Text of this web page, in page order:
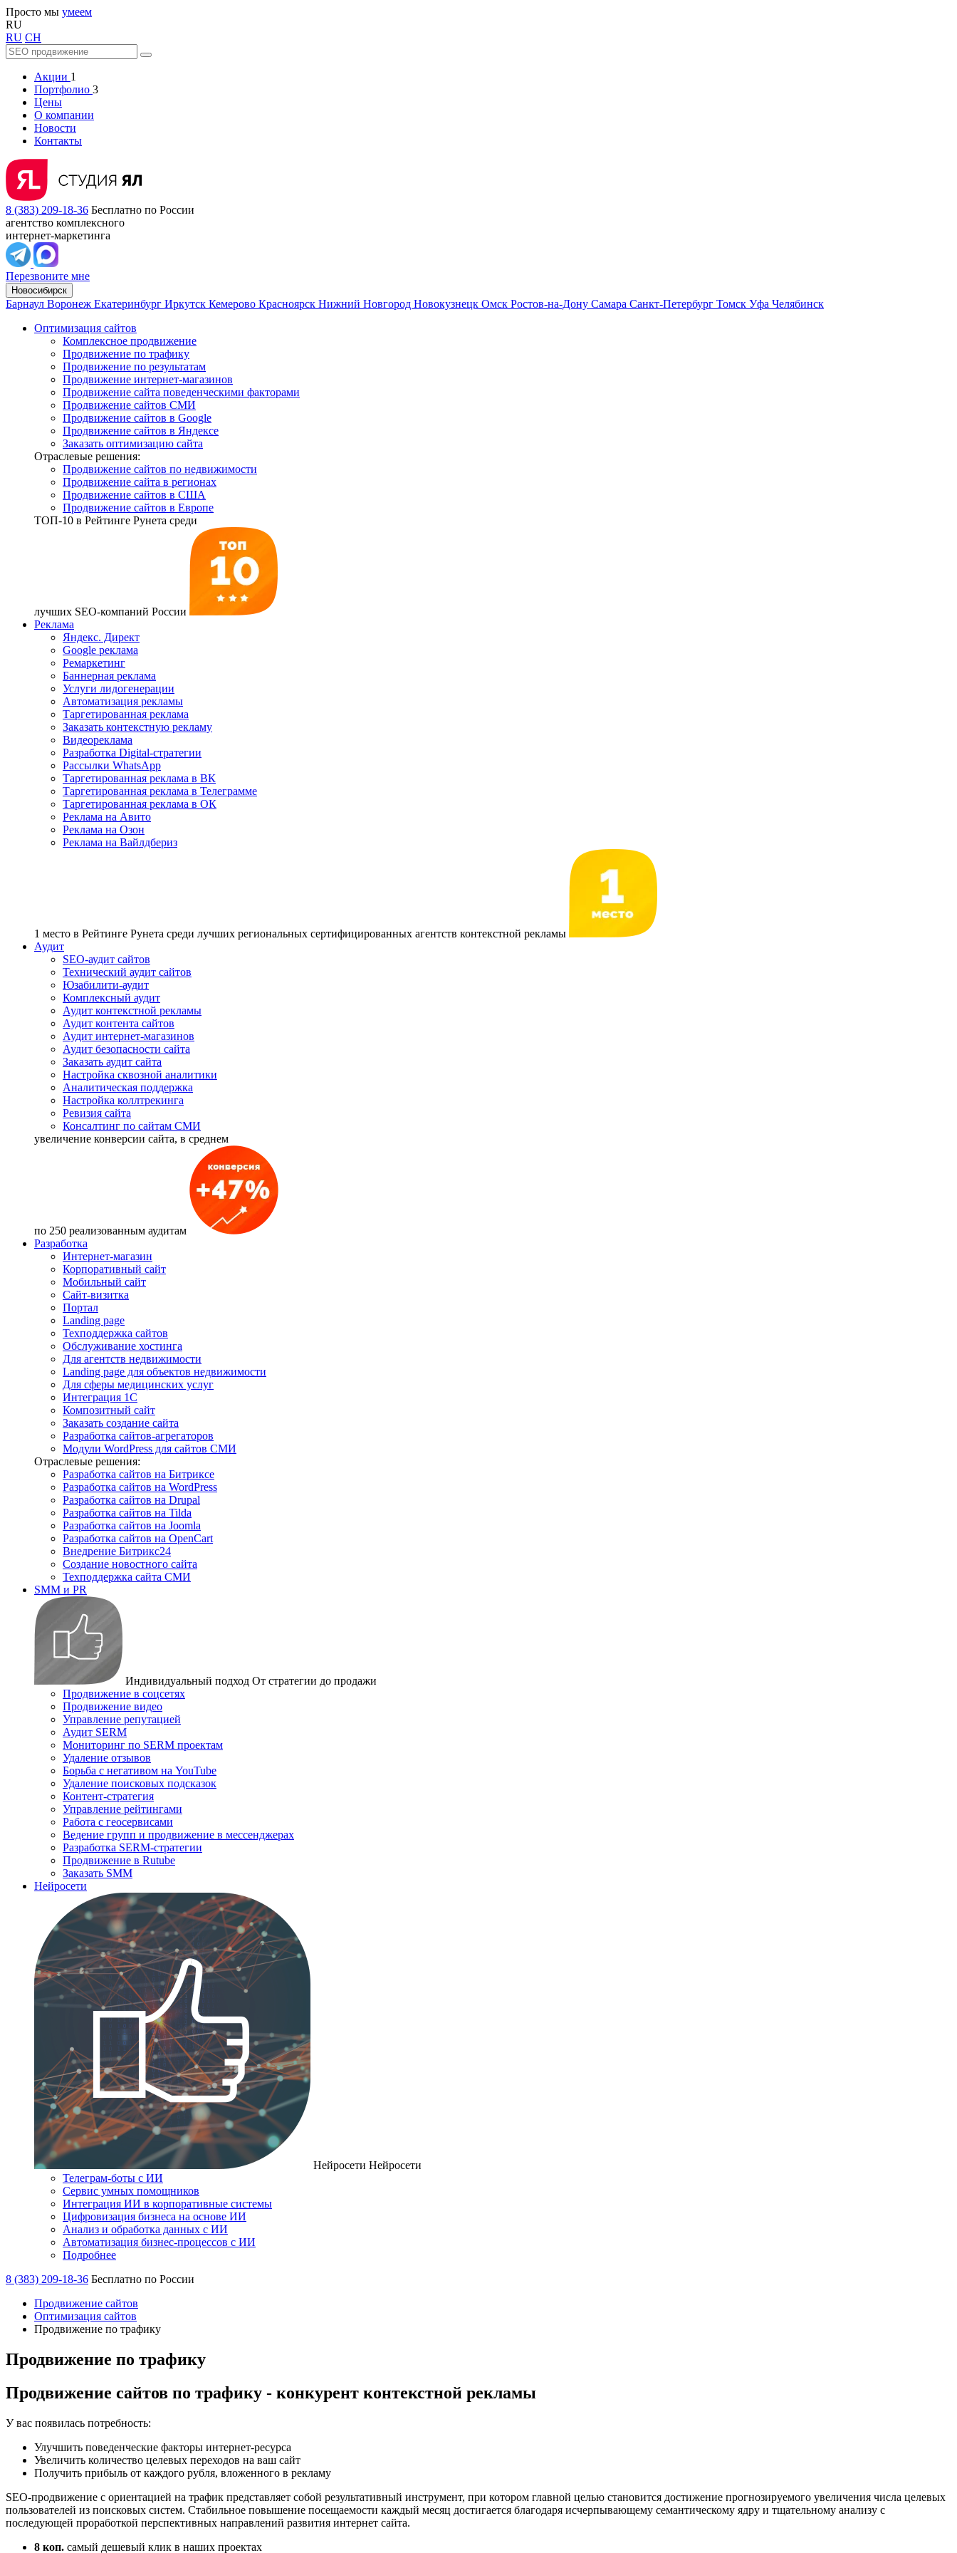
Просто мы умеем
RU
RU CH
Акции 1
Портфолио 3
Цены
О компании
Новости
Контакты
8 (383) 209-18-36 Бесплатно по России
агентство комплексного
интернет-маркетинга
Перезвоните мне
Новосибирск
Барнаул Воронеж Екатеринбург Иркутск Кемерово Красноярск Нижний Новгород Новокузнецк Омск Ростов-на-Дону Самара Санкт-Петербург Томск Уфа Челябинск
Оптимизация сайтов
Комплексное продвижение
Продвижение по трафику
Продвижение по результатам
Продвижение интернет-магазинов
Продвижение сайта поведенческими факторами
Продвижение сайтов СМИ
Продвижение сайтов в Google
Продвижение сайтов в Яндексе
Заказать оптимизацию сайта
Отраслевые решения:
Продвижение сайтов по недвижимости
Продвижение сайта в регионах
Продвижение сайтов в США
Продвижение сайтов в Европе
ТОП-10 в Рейтинге Рунета среди
лучших SEO-компаний России
Реклама
Яндекс. Директ
Google реклама
Ремаркетинг
Баннерная реклама
Услуги лидогенерации
Автоматизация рекламы
Таргетированная реклама
Заказать контекстную рекламу
Видеореклама
Разработка Digital-стратегии
Рассылки WhatsApp
Таргетированная реклама в ВК
Таргетированная реклама в Телеграмме
Таргетированная реклама в ОК
Реклама на Авито
Реклама на Озон
Реклама на Вайлдбериз
1 место в Рейтинге Рунета cреди лучших региональных сертифицированных агентств контекстной рекламы
Аудит
SEO-аудит сайтов
Технический аудит сайтов
Юзабилити-аудит
Комплексный аудит
Аудит контекстной рекламы
Аудит контента сайтов
Аудит интернет-магазинов
Аудит безопасности сайта
Заказать аудит сайта
Настройка сквозной аналитики
Аналитическая поддержка
Настройка коллтрекинга
Ревизия сайта
Консалтинг по сайтам СМИ
увеличение конверсии сайта, в среднем
по 250 реализованным аудитам
Разработка
Интернет-магазин
Корпоративный сайт
Мобильный сайт
Сайт-визитка
Портал
Landing page
Техподдержка сайтов
Обслуживание хостинга
Для агентств недвижимости
Landing page для объектов недвижимости
Для сферы медицинских услуг
Интеграция 1С
Композитный сайт
Заказать создание сайта
Разработка сайтов-агрегаторов
Модули WordPress для сайтов СМИ
Отраслевые решения:
Разработка сайтов на Битриксе
Разработка сайтов на WordPress
Разработка сайтов на Drupal
Разработка сайтов на Tilda
Разработка сайтов на Joomla
Разработка сайтов на OpenCart
Внедрение Битрикс24
Создание новостного сайта
Техподдержка сайта СМИ
SMM и PR
Индивидуальный подход От стратегии до продажи
Продвижение в соцсетях
Продвижение видео
Управление репутацией
Аудит SERM
Мониторинг по SERM проектам
Удаление отзывов
Борьба с негативом на YouTube
Удаление поисковых подсказок
Контент-стратегия
Управление рейтингами
Работа с геосервисами
Ведение групп и продвижение в мессенджерах
Разработка SERM-стратегии
Продвижение в Rutube
Заказать SMM
Нейросети
Нейросети Нейросети
Телеграм-боты с ИИ
Сервис умных помощников
Интеграция ИИ в корпоративные системы
Цифровизация бизнеса на основе ИИ
Анализ и обработка данных с ИИ
Автоматизация бизнес-процессов с ИИ
Подробнее
8 (383) 209-18-36 Бесплатно по России
Продвижение сайтов
Оптимизация сайтов
Продвижение по трафику
Продвижение по трафику
Продвижение сайтов по трафику - конкурент контекстной рекламы
У вас появилась потребность:
Улучшить поведенческие факторы интернет-ресурса
Увеличить количество целевых переходов на ваш сайт
Получить прибыль от каждого рубля, вложенного в рекламу
SEO-продвижение с ориентацией на трафик представляет собой результативный инструмент, при котором главной целью становится достижение прогнозируемого увеличения числа целевых
пользователей из поисковых систем. Стабильное повышение посещаемости каждый месяц достигается благодаря исчерпывающему семантическому ядру и тщательному анализу с
последующей проработкой перспективных направлений развития интернет сайта.
8 коп. самый дешевый клик в наших проектах